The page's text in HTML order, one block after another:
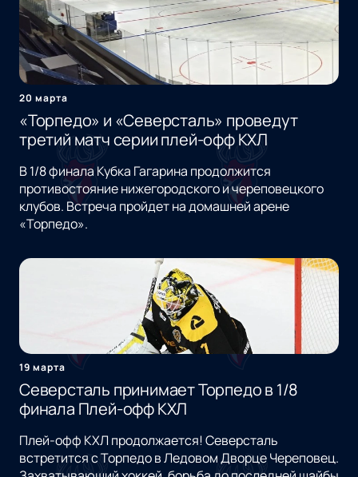
20 марта
«Торпедо» и «Северсталь» проведут
третий матч серии плей-офф КХЛ
В 1/8 финала Кубка Гагарина продолжится
противостояние нижегородского и череповецкого
клубов. Встреча пройдет на домашней арене
«Торпедо».
19 марта
Северсталь принимает Торпедо в 1/8
финала Плей-офф КХЛ
Плей-офф КХЛ продолжается! Северсталь
встретится с Торпедо в Ледовом Дворце Череповец.